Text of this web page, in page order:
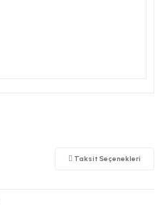
Taksit Seçenekleri